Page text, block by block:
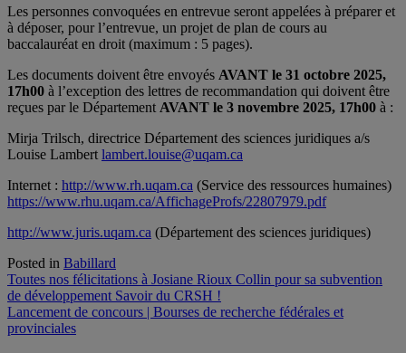
Les personnes convoquées en entrevue seront appelées à préparer et
à déposer, pour l’entrevue, un projet de plan de cours au
baccalauréat en droit (maximum : 5 pages).
Les documents doivent être envoyés AVANT le 31 octobre 2025,
17h00 à l’exception des lettres de recommandation qui doivent être
reçues par le Département AVANT le 3 novembre 2025, 17h00 à :
Mirja Trilsch, directrice Département des sciences juridiques a/s
Louise Lambert lambert.louise@uqam.ca
Internet : http://www.rh.uqam.ca (Service des ressources humaines)
https://www.rhu.uqam.ca/AffichageProfs/22807979.pdf
http://www.juris.uqam.ca (Département des sciences juridiques)
Posted in Babillard
Navigation
de
l'article
Toutes nos félicitations à Josiane Rioux Collin pour sa subvention
de développement Savoir du CRSH !
Lancement de concours | Bourses de recherche fédérales et
provinciales